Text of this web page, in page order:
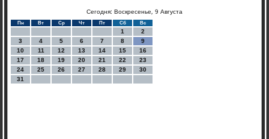
Сегодня: Воскресенье, 9 Августа
Пн Вт Ср Чт Пт Сб Вс
1
2
3
4 5 6 7 8
9
10
11 12 13 14 15
16
17
18 19 20 21 22
23
24
25 26 27 28 29
30
31